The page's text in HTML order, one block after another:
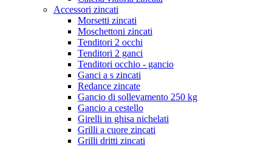
Accessori zincati
Morsetti zincati
Moschettoni zincati
Tenditori 2 occhi
Tenditori 2 ganci
Tenditori occhio - gancio
Ganci a s zincati
Redance zincate
Gancio di sollevamento 250 kg
Gancio a cestello
Girelli in ghisa nichelati
Grilli a cuore zincati
Grilli dritti zincati